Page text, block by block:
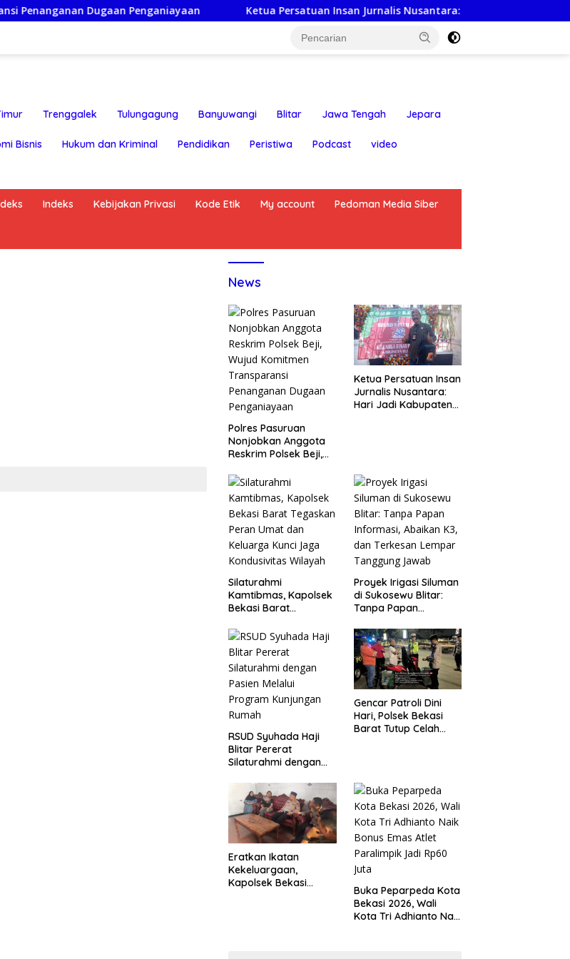
Dugaan Penganiayaan Ketua Persatuan Insan Jurnalis Nusantara: Hari Jadi Kabupaten Blitar ke-702
Trenggalek Tulungagung Banyuwangi Blitar Jawa Tengah Jepara
Bisnis Hukum dan Kriminal Pendidikan Peristiwa Podcast video
Indeks Kebijakan Privasi Kode Etik My account Pedoman Media Siber
News
Polres Pasuruan
Nonjobkan Anggota
Reskrim Polsek Beji,
Transparansi
Penanganan Dugaan
Penganiayaan
Ketua Persatuan Insan
Jurnalis Nusantara:
Hari Jadi Kabupaten
Silaturahmi
Kamtibmas, Kapolsek
Bekasi Barat
dan Keluarga Kunci
Jaga Kondusivitas
Wilayah
Proyek Irigasi Siluman
di Sukosewu Blitar:
Tanpa Papan
dan Terkesan Lempar
Tanggung Jawab
RSUD Syuhada Haji
Blitar Pererat
Silaturahmi dengan
Program Kunjungan
Rumah
Gencar Patroli Dini
Hari, Polsek Bekasi
Barat Tutup Celah
Eratkan Ikatan
Kekeluargaan,
Kapolsek Bekasi
Buka Peparpeda Kota
Bekasi 2026, Wali
Kota Tri Adhianto Naik